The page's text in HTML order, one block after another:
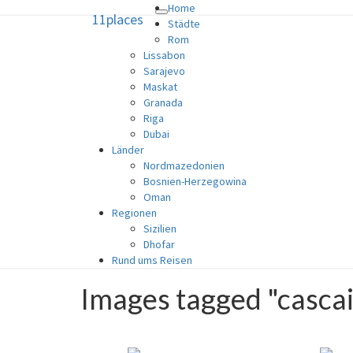
Toggle
navigation
11places
Home
Städte
Rom
Lissabon
Sarajevo
Maskat
Granada
Riga
Dubai
Länder
Nordmazedonien
Bosnien-Herzegowina
Oman
Regionen
Sizilien
Dhofar
Rund ums Reisen
11places
10 Ideen und ein Geheimtipp für
Images tagged